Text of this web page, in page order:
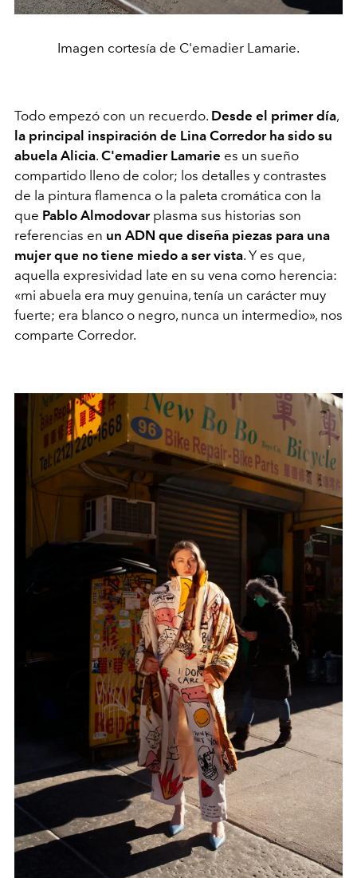
Imagen cortesía de C'emadier Lamarie.
Todo empezó con un recuerdo. Desde el primer día,
la principal inspiración de Lina Corredor ha sido su
abuela Alicia. C'emadier Lamarie es un sueño
compartido lleno de color; los detalles y contrastes
de la pintura flamenca o la paleta cromática con la
que Pablo Almodovar plasma sus historias son
referencias en un ADN que diseña piezas para una
mujer que no tiene miedo a ser vista. Y es que,
aquella expresividad late en su vena como herencia:
«mi abuela era muy genuina, tenía un carácter muy
fuerte; era blanco o negro, nunca un intermedio», nos
comparte Corredor.